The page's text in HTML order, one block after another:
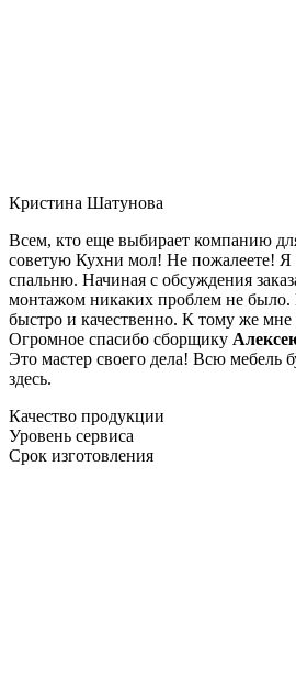
Кристина Шатунова
Всем, кто еще выбирает компанию
советую Кухни мол! Не пожалеете! Я
спальню. Начиная с обсуждения
монтажом никаких проблем не было.
быстро и качественно. К тому же мне
Огромное спасибо сборщику
Это мастер своего дела! Всю мебель
здесь.
Качество продукции
Уровень сервиса
Срок изготовления